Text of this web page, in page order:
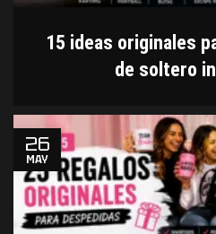
15 ideas originales
de soltero
26
MAY